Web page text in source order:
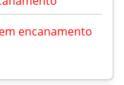
encanamento